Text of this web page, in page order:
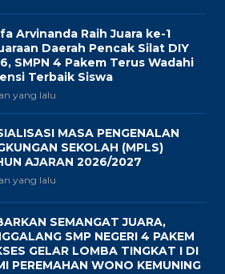
Arvinanda Raih Juara ke-1
Daerah Pencak Silat DIY
SMPN 4 Pakem Terus Wadahi
Terbaik Siswa
yang lalu
MASA PENGENALAN
SEKOLAH (MPLS)
AJARAN 2026/2027
yang lalu
SEMANGAT JUARA,
SMP NEGERI 4 PAKEM
GELAR LOMBA TINGKAT I DI
PEREMAHAN WONO KEMUNING